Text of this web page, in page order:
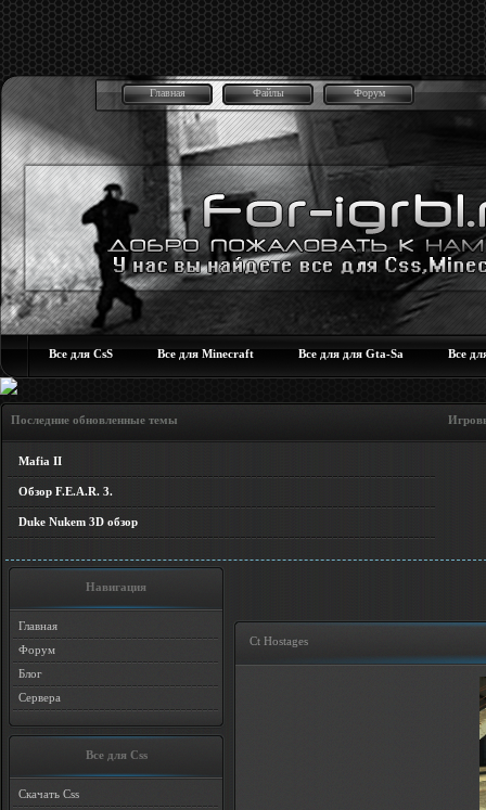
Главная Файлы Форум
Все для CsS Все для Minecraft Все для для Gta-Sa Все
Последние обновленные темы Игровые
Mafia II
Обзор F.E.A.R. 3.
Duke Nukem 3D обзор
Навигация
Главная
Форум
Блог
Сервера
Все для Css
Скачать Css
Ct Hostages